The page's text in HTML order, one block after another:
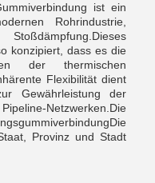
ist ein
Rohrindustrie,
konzipiert, dass es die
der thermischen
Flexibilität dient
Gewährleistung der
Netzwerken. Die
Die
Provinz und Stadt